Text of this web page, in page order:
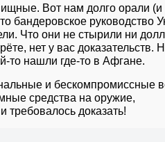
Вот нам долго орали
бандеровское руководство
Что они не стырили ни
нет у вас доказательств.
то нашли где-то в Афгане.
и бескомпромиссные
средства на оружие,
доказать!